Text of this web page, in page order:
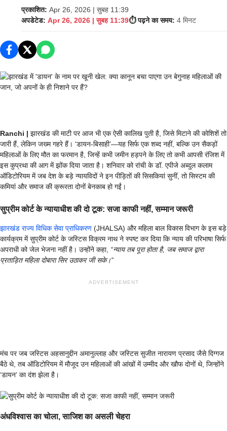
प्रकाशित: Apr 26, 2026 | सुबह 11:39
अपडेटेड: Apr 26, 2026 | सुबह 11:39⏱️ पढ़ने का समय: 4 मिनट
Ranchi | झारखंड की माटी पर आज भी एक ऐसी कालिख पुती है, जिसे मिटाने की कोशिशें तो
जारी हैं, लेकिन जख्म गहरे हैं। ‘डायन-बिसाही’—यह सिर्फ एक शब्द नहीं, बल्कि उन सैकड़ों
महिलाओं के लिए मौत का फरमान है, जिन्हें कभी जमीन हड़पने के लिए तो कभी आपसी रंजिश में
इस कुप्रथा की आग में झोंक दिया जाता है। शनिवार को रांची के डॉ. एपीजे अब्दुल कलाम
ऑडिटोरियम में जब देश के बड़े न्यायविदों ने इन पीड़ितों की सिसकियां सुनीं, तो सिस्टम की
कमियां और समाज की क्रूरता दोनों बेनकाब हो गईं।
सुप्रीम कोर्ट के न्यायाधीश की दो टूक: सजा काफी नहीं, सम्मान जरूरी
झारखंड राज्य विधिक सेवा प्राधिकरण (JHALSA) और महिला बाल विकास विभाग के इस बड़े
कार्यक्रम में सुप्रीम कोर्ट के जस्टिस विक्रम नाथ ने स्पष्ट कर दिया कि न्याय की परिभाषा सिर्फ
अपराधी को जेल भेजना नहीं है। उन्होंने कहा, “न्याय तब पूरा होता है, जब समाज द्वारा
प्रताड़ित महिला दोबारा सिर उठाकर जी सके।”
ADVERTISEMENT
मंच पर जब जस्टिस अहसानुद्दीन अमानुल्लाह और जस्टिस सुजीत नारायण प्रसाद जैसे दिग्गज
बैठे थे, तब ऑडिटोरियम में मौजूद उन महिलाओं की आंखों में उम्मीद और खौफ दोनों थे, जिन्होंने
‘डायन’ का दंश झेला है।
अंधविश्वास का चोला, साजिश का असली चेहरा